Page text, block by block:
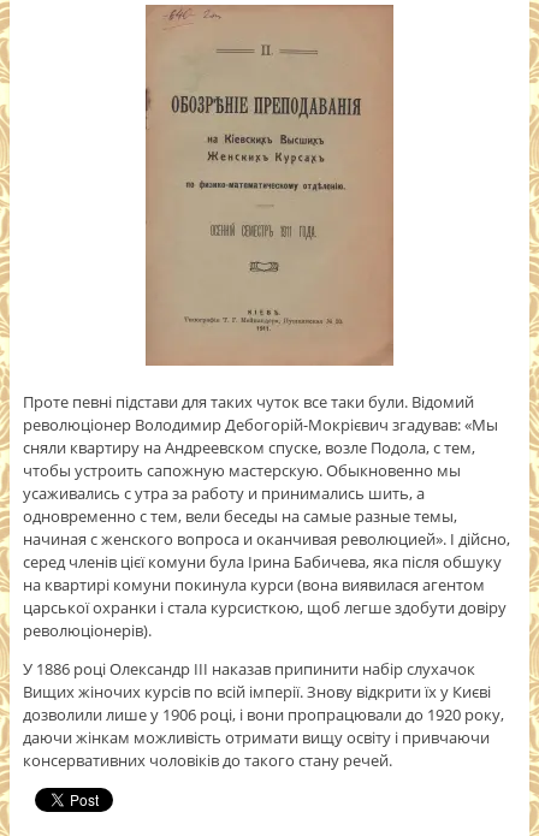
Проте певні підстави для таких чуток все таки були. Відомий
революціонер Володимир Дебогорій-Мокрієвич згадував: «Мы
сняли квартиру на Андреевском спуске, возле Подола, с тем,
чтобы устроить сапожную мастерскую. Обыкновенно мы
усаживались с утра за работу и принимались шить, а
одновременно с тем, вели беседы на самые разные темы,
начиная с женского вопроса и оканчивая революцией». І дійсно,
серед членів цієї комуни була Ірина Бабичева, яка після обшуку
на квартирі комуни покинула курси (вона виявилася агентом
царської охранки і стала курсисткою, щоб легше здобути довіру
революціонерів).
У 1886 році Олександр ІІІ наказав припинити набір слухачок
Вищих жіночих курсів по всій імперії. Знову відкрити їх у Києві
дозволили лише у 1906 році, і вони пропрацювали до 1920 року,
даючи жінкам можливість отримати вищу освіту і привчаючи
консервативних чоловіків до такого стану речей.